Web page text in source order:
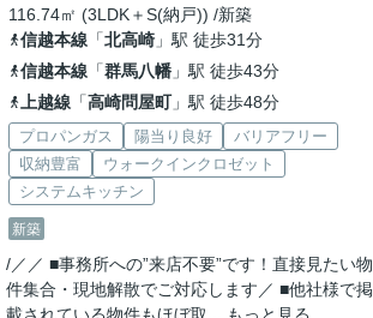
116.74㎡ (3LDK＋S(納戸)) /新築
信越本線「北高崎」駅 徒歩31分
信越本線「群馬八幡」駅 徒歩43分
上越線「高崎問屋町」駅 徒歩48分
プロパンガス 陽当り良好
バリアフリー
収納豊富
ウォークインクロゼット
システムキッチン
新築
/／／ ■事務所への”来店不要”です！直接見たい物
件集合・現地解散でご対応します／ ■他社様で掲